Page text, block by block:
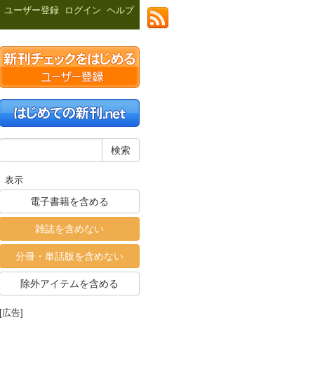
ユーザー登録 ログイン ヘルプ
表示
電子書籍を含める
雑誌を含めない
分冊・単話版を含めない
除外アイテムを含める
[広告]